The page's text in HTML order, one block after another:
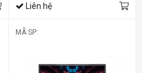
Liên hệ
MÃ SP: